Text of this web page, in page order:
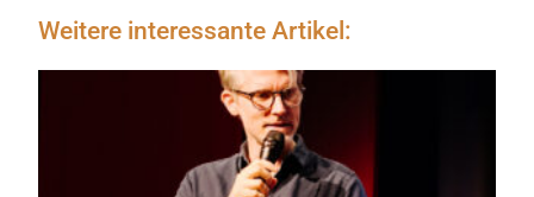
Weitere interessante Artikel: